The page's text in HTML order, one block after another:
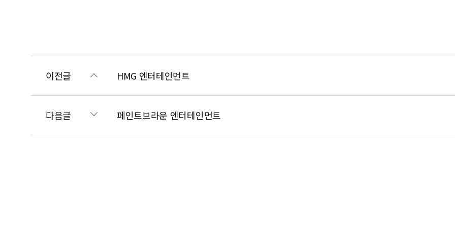
이전글 HMG 엔터테인먼트
다음글 페인트브라운 엔터테인먼트